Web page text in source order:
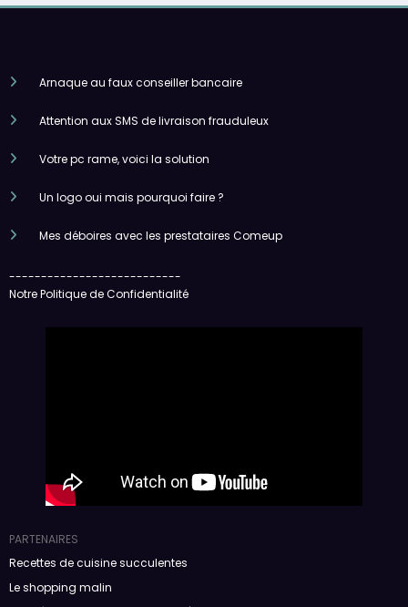
Arnaque au faux conseiller bancaire
Attention aux SMS de livraison frauduleux
Votre pc rame, voici la solution
Un logo oui mais pourquoi faire ?
Mes déboires avec les prestataires Comeup
---------------------------
Notre Politique de Confidentialité
PARTENAIRES
Recettes de cuisine succulentes
Le shopping malin